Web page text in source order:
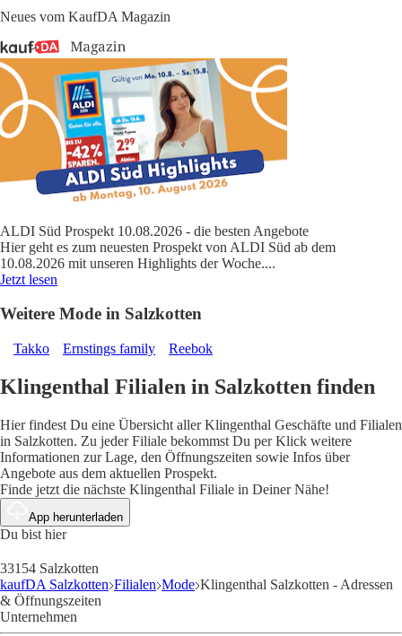
Neues vom KaufDA Magazin
ALDI Süd Prospekt 10.08.2026 - die besten Angebote
Hier geht es zum neuesten Prospekt von ALDI Süd ab dem
10.08.2026 mit unseren Highlights der Woche....
Jetzt lesen
Weitere Mode in Salzkotten
Takko Ernstings family Reebok
Klingenthal Filialen in Salzkotten finden
Hier findest Du eine Übersicht aller Klingenthal Geschäfte und Filialen
in Salzkotten. Zu jeder Filiale bekommst Du per Klick weitere
Informationen zur Lage, den Öffnungszeiten sowie Infos über
Angebote aus dem aktuellen Prospekt.
Finde jetzt die nächste Klingenthal Filiale in Deiner Nähe!
App herunterladen
Du bist hier
33154 Salzkotten
kaufDA Salzkotten Filialen Mode Klingenthal Salzkotten - Adressen
& Öffnungszeiten
Unternehmen